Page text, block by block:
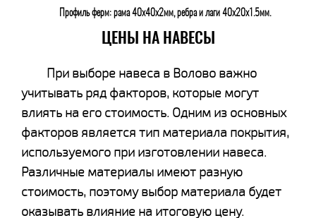
Профиль ферм: рама 40х40х2мм, ребра и лаги 40х20х1.5мм.
ЦЕНЫ НА НАВЕСЫ
При выборе навеса в Волово важно
учитывать ряд факторов, которые могут
влиять на его стоимость. Одним из основных
факторов является тип материала покрытия,
используемого при изготовлении навеса.
Различные материалы имеют разную
стоимость, поэтому выбор материала будет
оказывать влияние на итоговую цену.